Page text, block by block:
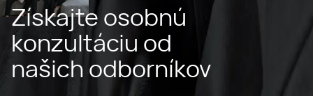
Získajte osobnú
konzultáciu od
našich odborníkov